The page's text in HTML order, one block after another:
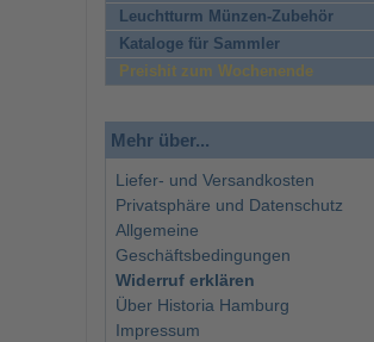
Leuchtturm Münzen-Zubehör
Kataloge für Sammler
Preishit zum Wochenende
Mehr über...
Liefer- und Versandkosten
Privatsphäre und Datenschutz
Allgemeine
Geschäftsbedingungen
Widerruf erklären
Über Historia Hamburg
Impressum